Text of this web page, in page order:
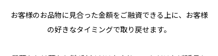
お客様のお品物に見合った金額をご融資できる上に、お客様
の好きなタイミングで取り戻せます。